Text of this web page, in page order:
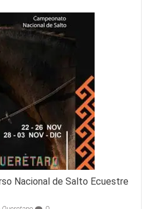
Nacional de Salto Ecuestre